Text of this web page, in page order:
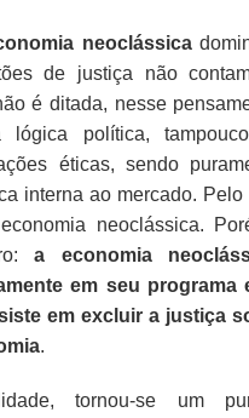
neoclássica
de justiça não
é ditada, nesse
lógica política,
éticas, sendo
interna ao mercado.
neoclássica.
a economia
em seu programa
em excluir a justiça
.
tornou-se um